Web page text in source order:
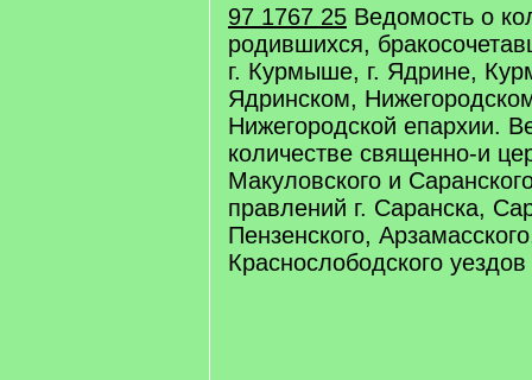
97 1767 25 Ведомость о
родившихся,
г. Курмыше, г. Ядрине,
Ядринском,
Нижегородской епархии.
количестве священно-и
Макуловского и
правлений г. Саранска,
Пензенского,
Краснослободского уездов